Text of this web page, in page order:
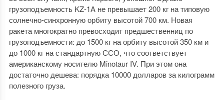
грузоподъемность KZ-1A не превышает 200 кг на типовую
солнечно-синхронную орбиту высотой 700 км. Новая
ракета многократно превосходит предшественниц по
грузоподъемности: до 1500 кг на орбиту высотой 350 км и
до 1000 кг на стандартную ССО, что соответствует
американскому носителю Minotaur IV. При этом она
достаточно дешева: порядка 10000 долларов за килограмм
полезного груза.